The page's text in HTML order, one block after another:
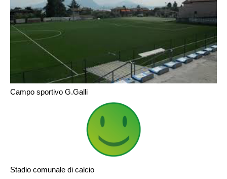
Campo sportivo G.Galli
Stadio comunale di calcio